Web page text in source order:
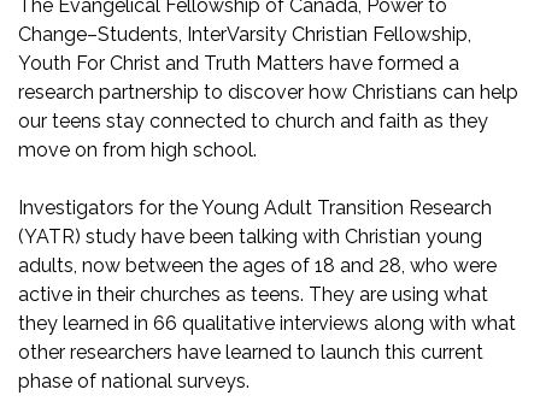
The Evangelical Fellowship of Canada, Power to
Change–Students, InterVarsity Christian Fellowship,
Youth For Christ and Truth Matters have formed a
research partnership to discover how Christians can help
our teens stay connected to church and faith as they
move on from high school.
Investigators for the Young Adult Transition Research
(YATR) study have been talking with Christian young
adults, now between the ages of 18 and 28, who were
active in their churches as teens. They are using what
they learned in 66 qualitative interviews along with what
other researchers have learned to launch this current
phase of national surveys.